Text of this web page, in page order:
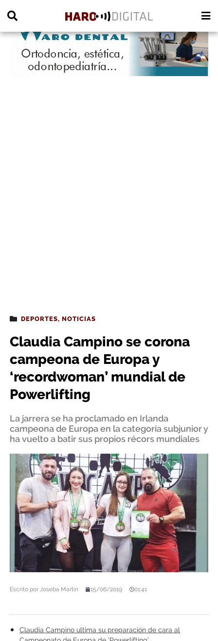
DEPORTES, NOTICIAS
Claudia Campino se corona
campeona de Europa y
‘recordwoman’ mundial de
Powerlifting
La jarrera se ha proclamado en Irlanda
campeona de Europa en la categoría subjunior y
ha vuelto a batir sus propios récors mundiales
Escrito por Joseba Martín 15/06/2019 01:41
Claudia Campino ultima su preparación de cara al